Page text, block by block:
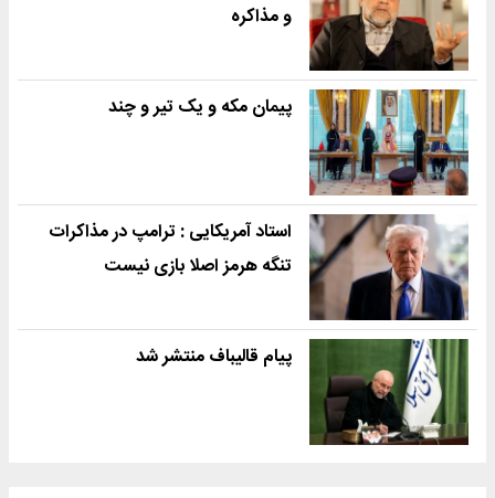
و مذاکره
پیمان مکه و یک تیر و چند
استاد آمریکایی : ترامپ در مذاکرات
تنگه هرمز اصلا بازی نیست
پیام قالیباف منتشر شد